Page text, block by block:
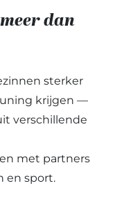
dan
sterker
krijgen —
verschillende
met partners
en sport.